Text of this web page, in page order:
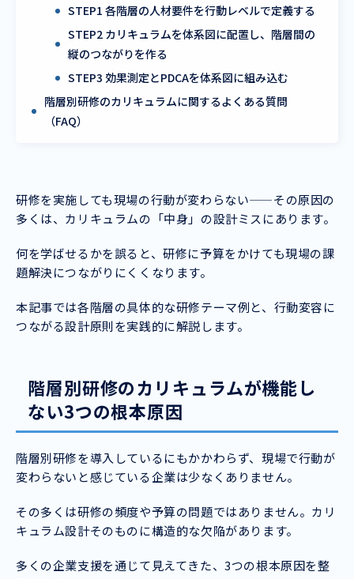
STEP1 各階層の人材要件を行動レベルで定義する
STEP2 カリキュラムを体系図に配置し、階層間の
縦のつながりを作る
STEP3 効果測定とPDCAを体系図に組み込む
階層別研修のカリキュラムに関するよくある質問
（FAQ）
研修を実施しても現場の行動が変わらない——その原因の
多くは、カリキュラムの「中身」の設計ミスにあります。
何を学ばせるかを誤ると、研修に予算をかけても現場の課
題解決につながりにくくなります。
本記事では各階層の具体的な研修テーマ例と、行動変容に
つながる設計原則を実践的に解説します。
階層別研修のカリキュラムが機能し
ない3つの根本原因
階層別研修を導入しているにもかかわらず、現場で行動が
変わらないと感じている企業は少なくありません。
その多くは研修の頻度や予算の問題ではありません。カリ
キュラム設計そのものに構造的な欠陥があります。
多くの企業支援を通じて見えてきた、3つの根本原因を整